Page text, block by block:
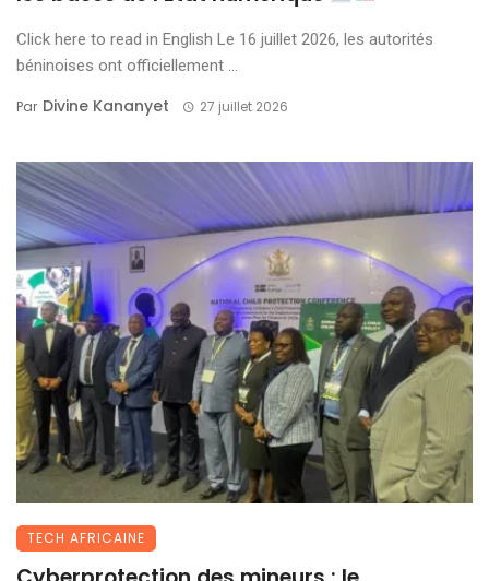
Click here to read in English Le 16 juillet 2026, les autorités
béninoises ont officiellement ...
Par Divine Kananyet 27 juillet 2026
TECH AFRICAINE